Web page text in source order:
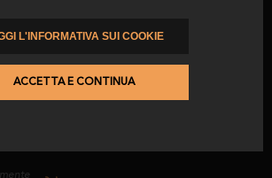
ACCETTA E CONTINUA
-15 %
L'INFORMATIVA SUI COOKIE